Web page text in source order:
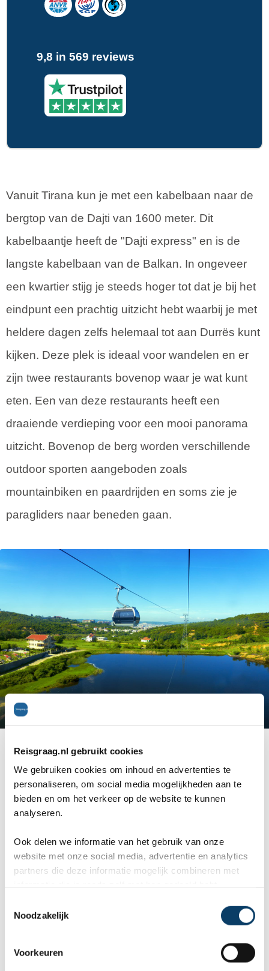
Reisgraag.nl gebruikt cookies
We gebruiken cookies om inhoud en advertenties te
personaliseren, om social media mogelijkheden aan te
bieden en om het verkeer op de website te kunnen
analyseren.
Ook delen we informatie van het gebruik van onze
website met onze social media, advertentie en analytics
partners die deze informatie mogelijk combineren met
Noodzakelijk
Voorkeuren
9,8 in 569 reviews
Vanuit Tirana kun je met een kabelbaan naar de
bergtop van de Dajti van 1600 meter. Dit
kabelbaantje heeft de "Dajti express" en is de
langste kabelbaan van de Balkan. In ongeveer
een kwartier stijg je steeds hoger tot dat je bij het
eindpunt een prachtig uitzicht hebt waarbij je met
heldere dagen zelfs helemaal tot aan Durrës kunt
kijken. Deze plek is ideaal voor wandelen en er
zijn twee restaurants bovenop waar je wat kunt
eten. Een van deze restaurants heeft een
draaiende verdieping voor een mooi panorama
uitzicht. Bovenop de berg worden verschillende
outdoor sporten aangeboden zoals
mountainbiken en paardrijden en soms zie je
paragliders naar beneden gaan.
Tip: Op de top van de berg, bij het eindpunt van
de kabelbaan vind je een adventurepark . Dit park
ligt bovenop de Dajti, met ziplines en
klimmogelijkheden. Ook is er een speeltuin en
kan je rolschaatsen en spelen op springkussens.
Dit maakt de kabelbaantocht echt een aanrader
voor gezinnen met kinderen.
Reviews over Reisgraag.nl